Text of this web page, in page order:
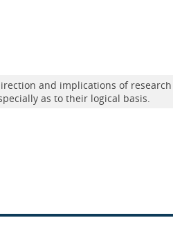
and implications of
as to their logical basis.